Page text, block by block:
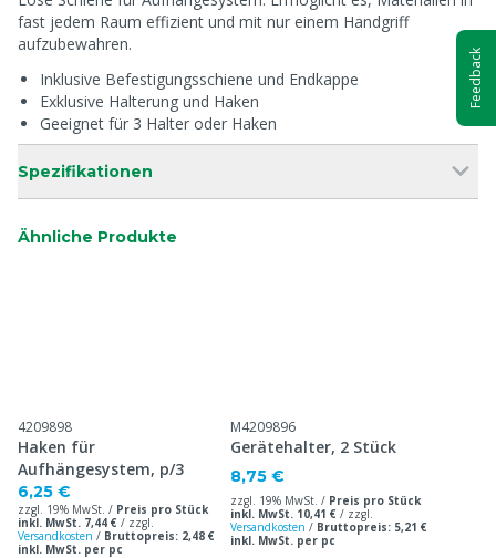
fast jedem Raum effizient und mit nur einem Handgriff
aufzubewahren.
Inklusive Befestigungsschiene und Endkappe
Exklusive Halterung und Haken
Geeignet für 3 Halter oder Haken
Spezifikationen
Ähnliche Produkte
4209898
Haken für
Aufhängesystem, p/3
6,25 €
zzgl. 19% MwSt. / Preis pro Stück
inkl. MwSt. 7,44 € / zzgl.
Versandkosten / Bruttopreis: 2,48 €
inkl. MwSt. per pc
M4209896
Gerätehalter, 2 Stück
8,75 €
zzgl. 19% MwSt. / Preis pro Stück
inkl. MwSt. 10,41 € / zzgl.
Versandkosten / Bruttopreis: 5,21 €
inkl. MwSt. per pc
Feedback